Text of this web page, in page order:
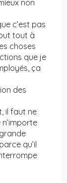
non
c’est pas
tout à
choses
que je
ça
des
il faut ne
qu’il